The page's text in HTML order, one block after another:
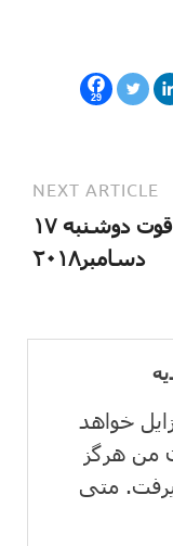
29
NEXT ARTICLE
آیه قوت دوشنبه ۱۷
دسامبر۲۰۱۸
خواهد
من هرگز
متی